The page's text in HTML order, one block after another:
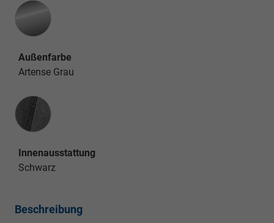
Außenfarbe
Artense Grau
Innenausstattung
Innenausstattung
Schwarz
Beschreibung